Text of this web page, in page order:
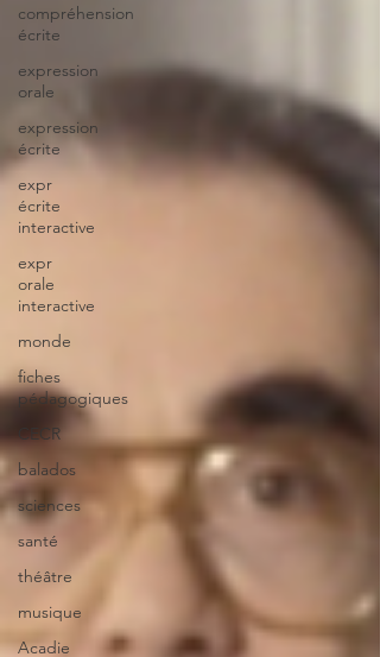
compréhension
écrite
expression
orale
expression
écrite
expr
écrite
interactive
expr
orale
interactive
monde
fiches
pédagogiques
CECR
balados
sciences
santé
théâtre
musique
Acadie